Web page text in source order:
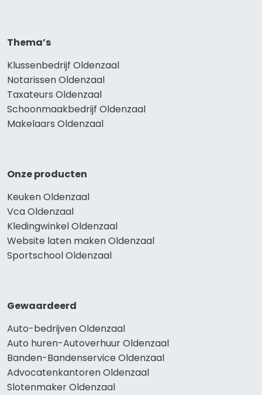
Thema’s
Klussenbedrijf Oldenzaal
Notarissen Oldenzaal
Taxateurs Oldenzaal
Schoonmaakbedrijf Oldenzaal
Makelaars Oldenzaal
Onze producten
Keuken Oldenzaal
Vca Oldenzaal
Kledingwinkel Oldenzaal
Website laten maken Oldenzaal
Sportschool Oldenzaal
Gewaardeerd
Auto-bedrijven Oldenzaal
Auto huren-Autoverhuur Oldenzaal
Banden-Bandenservice Oldenzaal
Advocatenkantoren Oldenzaal
Slotenmaker Oldenzaal